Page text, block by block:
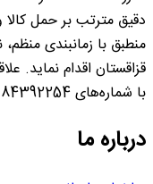
دقیق مترتب بر حمل کالا
منطبق با زمانبندی
قزاقستان اقدام نماید.
با شماره‌های 84392254 و 84932252 تماس حاصل فرمایند.
درباره ما